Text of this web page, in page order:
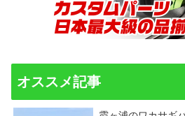
オススメ記事